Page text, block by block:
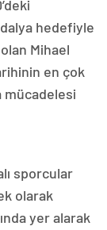
hedefiyle
Mihael
en çok
mücadelesi
sporcular
olarak
yer alarak